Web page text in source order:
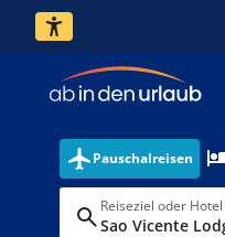
Pauschalreisen
Reiseziel oder Hotel
Sao Vicente